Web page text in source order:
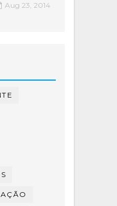
Aug 23, 2014